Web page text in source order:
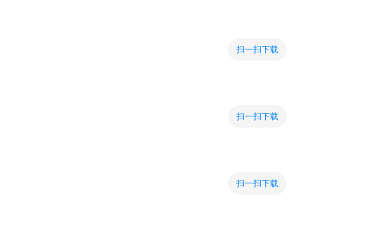
扫一扫下载
扫一扫下载
扫一扫下载